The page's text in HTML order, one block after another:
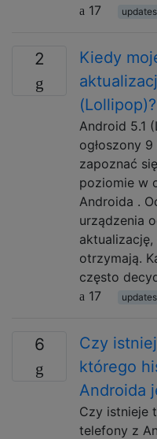
17
updates
2
Kiedy
(Lollipop)?
Android 5.1
ogłoszony
zapoznać
poziomie w
Androida .
urządzenia
otrzymają.
często
17
updates
6
Czy
którego
Androida
Czy istnieje
telefony z